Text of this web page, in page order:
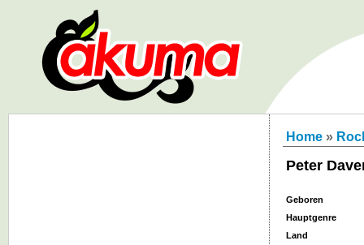
Home »
Peter
Geboren
Hauptgenre
Land